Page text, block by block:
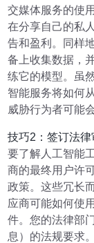
交媒体服务的使
在分享自己的私
告和盈利。同样
备上收集数据，
练它的模型。虽
智能服务将如何
威胁行为者可能
技巧2：签订法律
要了解人工智能
商的最终用户许
政策。这些冗长
应商可能如何使
件。您的法律部
息）的法规要求